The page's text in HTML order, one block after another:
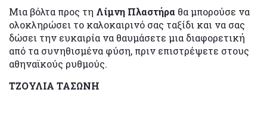
Μια βόλτα προς τη Λίμνη Πλαστήρα θα μπορούσε να
ολοκληρώσει το καλοκαιρινό σας ταξίδι και να σας
δώσει την ευκαιρία να θαυμάσετε μια διαφορετική
από τα συνηθισμένα φύση, πριν επιστρέψετε στους
αθηναϊκούς ρυθμούς.
ΤΖΟΥΛΙΑ ΤΑΣΩΝΗ